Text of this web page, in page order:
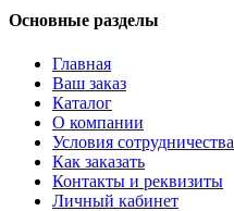
Основные разделы
Главная
Ваш заказ
Каталог
О компании
Условия сотрудничества
Как заказать
Контакты и реквизиты
Личный кабинет